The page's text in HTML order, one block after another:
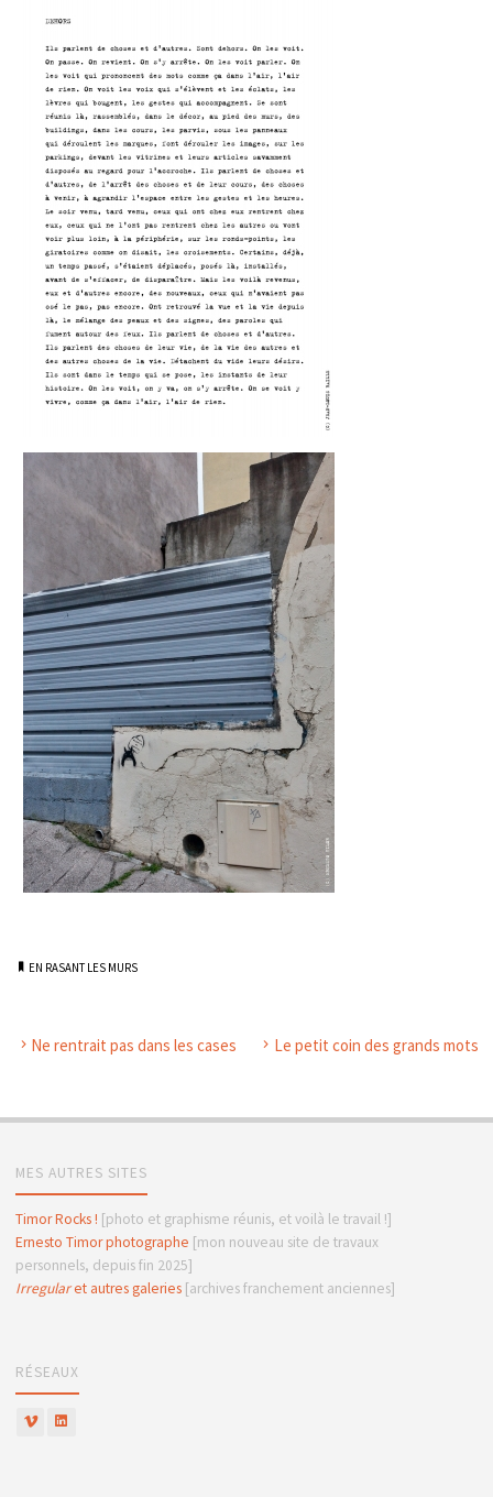
EN RASANT LES MURS
Ne rentrait pas dans les cases Le petit coin des grands mots
MES AUTRES SITES
Timor Rocks ! [photo et graphisme réunis, et voilà le travail !]
Ernesto Timor photographe [mon nouveau site de travaux
personnels, depuis fin 2025]
Irregularet autres galeries[archives franchement anciennes]
RÉSEAUX